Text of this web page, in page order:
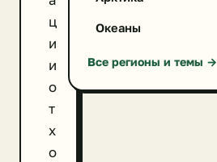
ц
и
и
о
т
х
о
Океаны
Все регионы и темы →